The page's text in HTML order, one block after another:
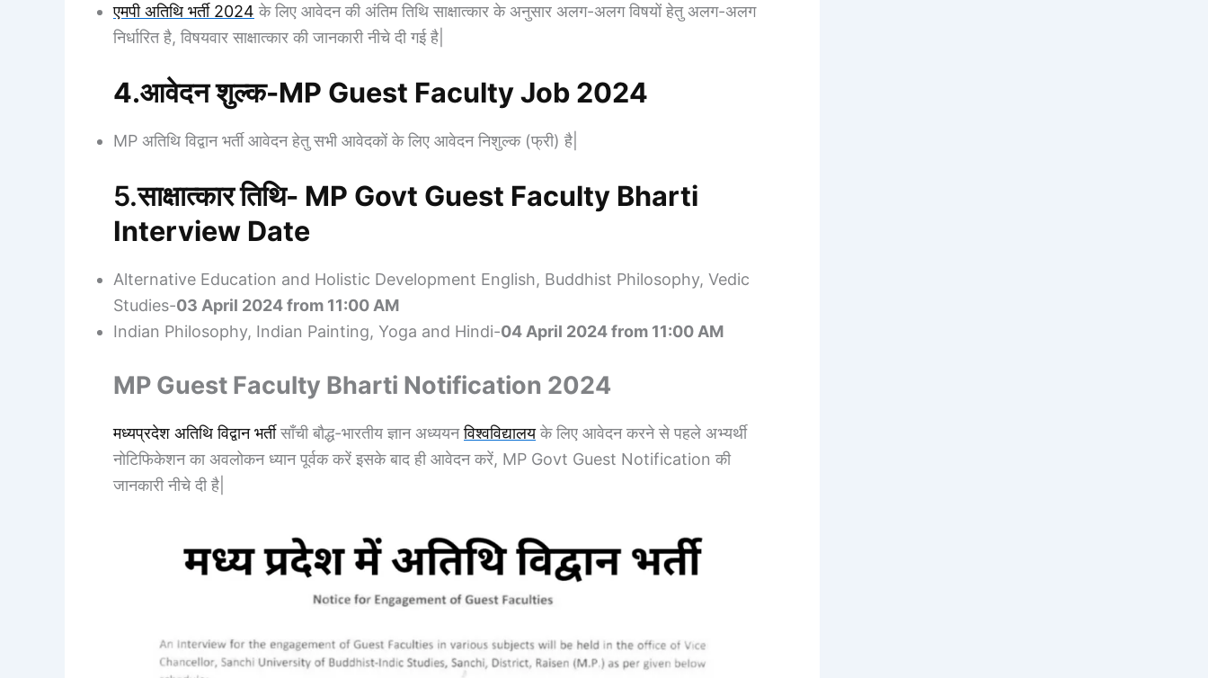
एमपी अतिथि भर्ती 2024 के लिए आवेदन की अंतिम तिथि साक्षात्कार के अनुसार अलग-अलग विषयों हेतु अलग-अलग
निर्धारित है, विषयवार साक्षात्कार की जानकारी नीचे दी गई है|
4.आवेदन शुल्क-MP Guest Faculty Job 2024
MP अतिथि विद्वान भर्ती आवेदन हेतु सभी आवेदकों के लिए आवेदन निशुल्क (फ्री) है|
5.साक्षात्कार तिथि- MP Govt Guest Faculty Bharti
Interview Date
Alternative Education and Holistic Development English, Buddhist Philosophy, Vedic
Studies-03 April 2024 from 11:00 AM
Indian Philosophy, Indian Painting, Yoga and Hindi-04 April 2024 from 11:00 AM
MP Guest Faculty Bharti Notification 2024
मध्यप्रदेश अतिथि विद्वान भर्तीसाँची बौद्ध-भारतीय ज्ञान अध्ययनविश्वविद्यालयके लिए आवेदन करने से पहले अभ्यर्थी
नोटिफिकेशन का अवलोकन ध्यान पूर्वक करें इसके बाद ही आवेदन करें, MP Govt Guest Notification की
जानकारी नीचे दी है|